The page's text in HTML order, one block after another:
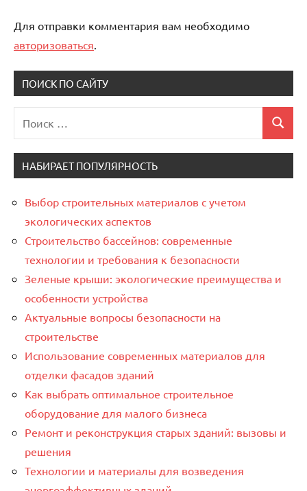
Для отправки комментария вам необходимо
авторизоваться
ПОИСК ПО САЙТУ
для:
Поиск
НАБИРАЕТ ПОПУЛЯРНОСТЬ
Выбор строительных материалов с учетом
экологических аспектов
Строительство бассейнов: современные
технологии и требования к безопасности
Зеленые крыши: экологические преимущества и
особенности устройства
Актуальные вопросы безопасности на
строительстве
Использование современных материалов для
отделки фасадов зданий
Как выбрать оптимальное строительное
оборудование для малого бизнеса
Ремонт и реконструкция старых зданий: вызовы и
решения
Технологии и материалы для возведения